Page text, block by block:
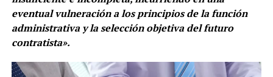
eventual vulneración a los principios de la función
administrativa y la selección objetiva del futuro
contratista».